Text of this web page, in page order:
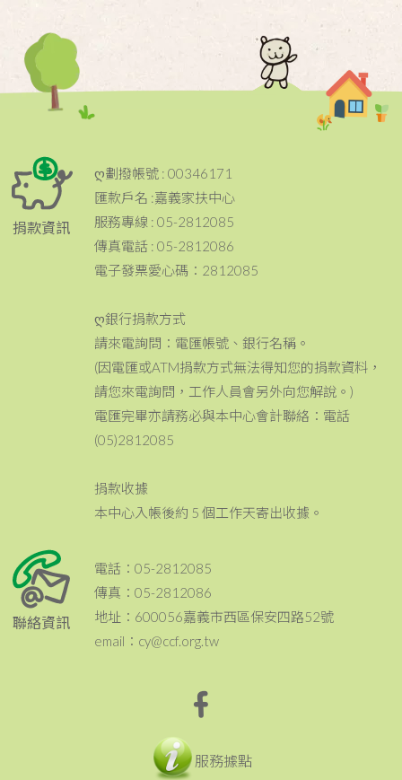
捐款資訊
ღ劃撥帳號 : 00346171
匯款戶名 :嘉義家扶中心
服務專線 : 05-2812085
傳真電話 : 05-2812086
電子發票愛心碼：2812085
ღ銀行捐款方式
請來電詢問：電匯帳號、銀行名稱。
(因電匯或ATM捐款方式無法得知您的捐款資料，
請您來電詢問，工作人員會另外向您解說。)
電匯完畢亦請務必與本中心會計聯絡：電話
(05)2812085
捐款收據
本中心入帳後約 5 個工作天寄出收據。
聯絡資訊
電話：05-2812085
傳真：05-2812086
地址：600056嘉義市西區保安四路52號
email：cy@ccf.org.tw
服務據點